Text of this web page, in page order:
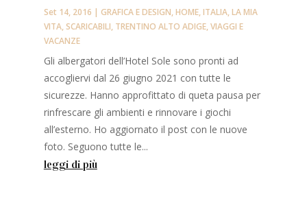
Set 14, 2016 | GRAFICA E DESIGN,HOME,ITALIA,LA MIA
VITA,SCARICABILI, TRENTINO ALTO ADIGE,VIAGGI E
VACANZE
Gli albergatori dell’Hotel Sole sono pronti ad
accogliervi dal 26 giugno 2021 con tutte le
sicurezze. Hanno approfittato di queta pausa per
rinfrescare gli ambienti e rinnovare i giochi
all’esterno. Ho aggiornato il post con le nuove
foto. Seguono tutte le...
leggi di più